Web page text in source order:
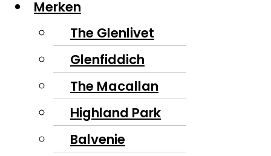
Merken
The Glenlivet
Glenfiddich
The Macallan
Highland Park
Balvenie